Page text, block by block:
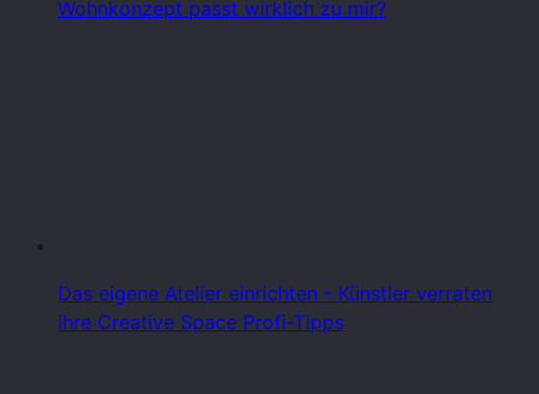
Wohnkonzept passt wirklich zu mir?
Das eigene Atelier einrichten - Künstler verraten
ihre Creative Space Profi-Tipps